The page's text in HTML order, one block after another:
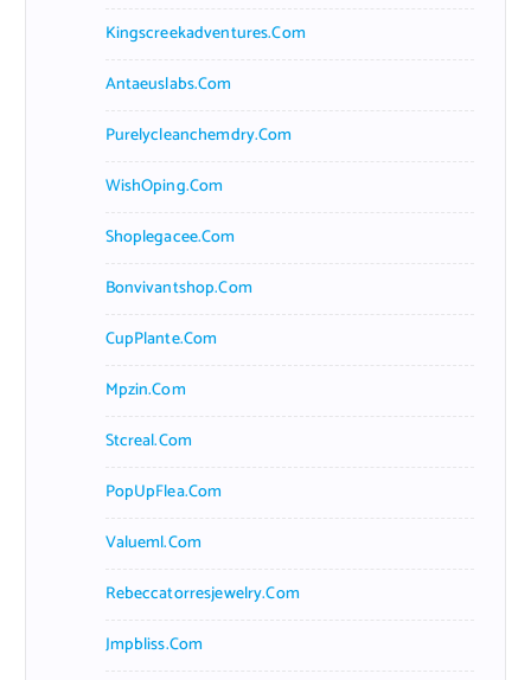
Kingscreekadventures.com
Antaeuslabs.com
Purelycleanchemdry.com
WishOping.com
Shoplegacee.com
Bonvivantshop.com
CupPlante.com
Mpzin.com
Stcreal.com
PopUpFlea.com
Valueml.com
Rebeccatorresjewelry.com
Jmpbliss.com